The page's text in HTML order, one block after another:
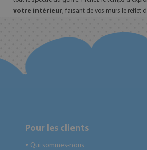
votre intérieur, faisant de vos murs le reflet
Pour les clients
● Qui sommes-nous